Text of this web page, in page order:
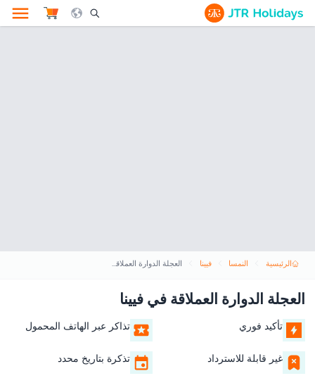
Search Opener Icon
الرئيسية النمسا فيينا العجلة الدوارة العملاقة في فيينا
العجلة الدوارة العملاقة في فيينا
تأكيد فوري تذاكر عبر الهاتف المحمول
غير قابلة للاسترداد تذكرة بتاريخ محدد